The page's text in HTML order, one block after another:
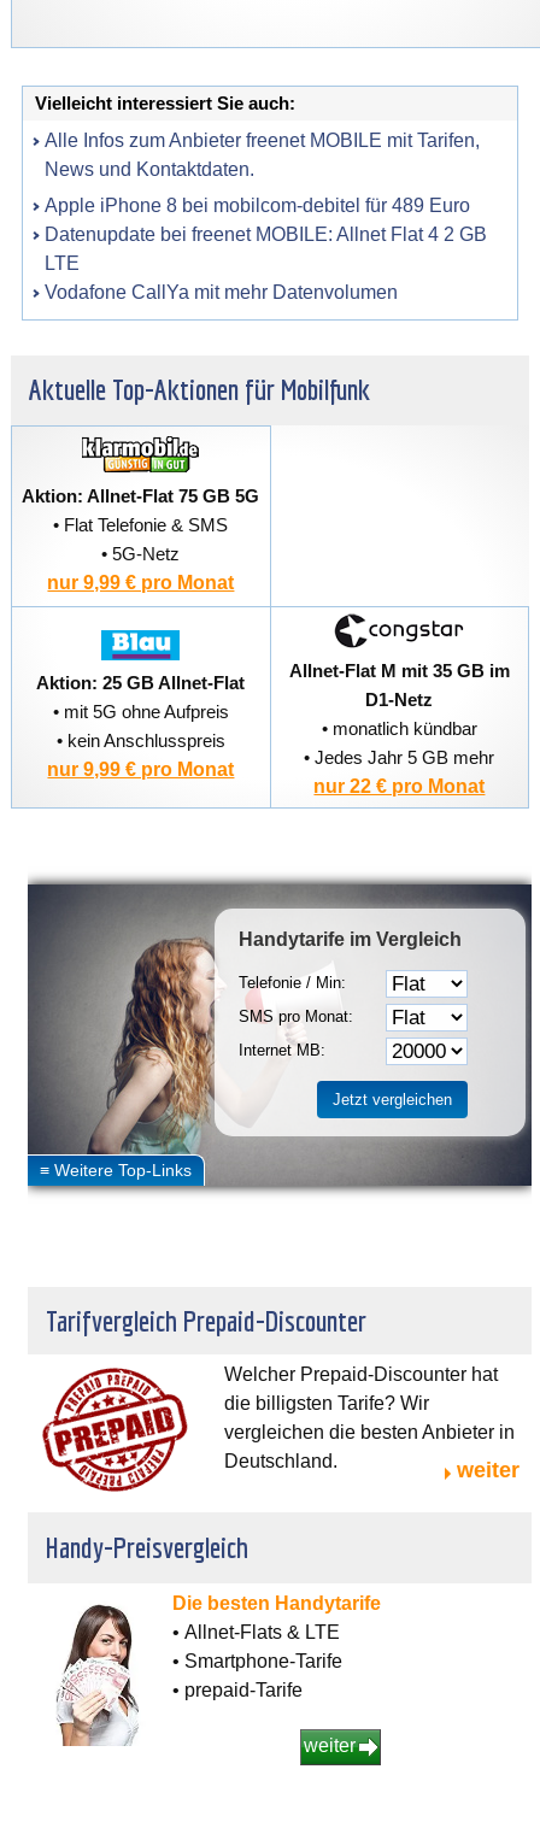
Vielleicht interessiert Sie auch:
Alle Infos zum Anbieter freenet MOBILE mit Tarifen,
News und Kontaktdaten.
Apple iPhone 8 bei mobilcom-debitel für 489 Euro
Datenupdate bei freenet MOBILE: Allnet Flat 4 2 GB
LTE
Vodafone CallYa mit mehr Datenvolumen
Aktuelle Top-Aktionen für Mobilfunk
Aktion: Allnet-Flat 75 GB 5G
• Flat Telefonie & SMS
• 5G-Netz
nur 9,99 € pro Monat
Aktion: 25 GB Allnet-Flat
• mit 5G ohne Aufpreis
• kein Anschlusspreis
nur 9,99 € pro Monat
Allnet-Flat M mit 35 GB im
D1-Netz
• monatlich kündbar
• Jedes Jahr 5 GB mehr
nur 22 € pro Monat
Handytarife im Vergleich
Telefonie / Min:
SMS pro Monat:
Internet MB:
Tarifvergleich Prepaid-Discounter
Welcher Prepaid-Discounter hat
die billigsten Tarife? Wir
vergleichen die besten Anbieter in
Deutschland.
weiter
Handy-Preisvergleich
Die besten Handytarife
• Allnet-Flats & LTE
• Smartphone-Tarife
• prepaid-Tarife
weiter